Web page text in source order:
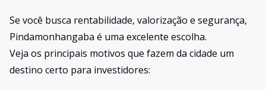
Se você busca rentabilidade, valorização e segurança,
Pindamonhangaba é uma excelente escolha.
Veja os principais motivos que fazem da cidade um
destino certo para investidores: